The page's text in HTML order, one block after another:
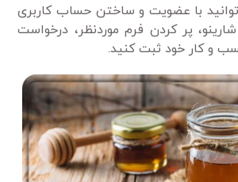
با عضویت و ساختن حساب کاربری
پر کردن فرم موردنظر، درخواست
‌و کار خود ثبت کنید.